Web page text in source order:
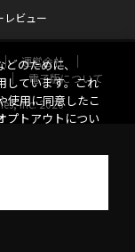
レビュー
運営会社
電子版について
Inc. 2026
のために、
しています。これ
使用に同意したこ
プトアウトについ